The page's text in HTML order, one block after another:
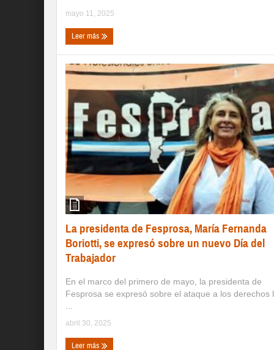
mayo 11, 2025
Leer más
La presidenta de Fesprosa, María Fernanda
Boriotti, se expresó sobre un nuevo Día del
Trabajador
En el marco del primero de mayo, la presidenta de
Fesprosa se expresó sobre el ataque a los derechos
abril 30, 2025
Leer más